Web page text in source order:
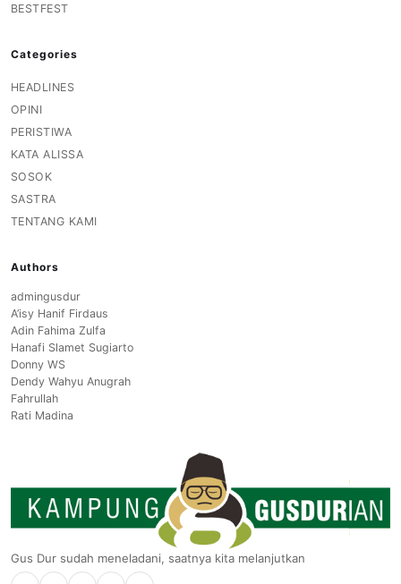
BESTFEST
Categories
HEADLINES
OPINI
PERISTIWA
KATA ALISSA
SOSOK
SASTRA
TENTANG KAMI
Authors
admingusdur
A’isy Hanif Firdaus
Adin Fahima Zulfa
Hanafi Slamet Sugiarto
Donny WS
Dendy Wahyu Anugrah
Fahrullah
Rati Madina
Gus Dur sudah meneladani, saatnya kita melanjutkan